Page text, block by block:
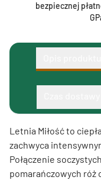
bezpiecznej
Letnia Miłość to
zachwyca
Połączenie
pomarańczowych róż